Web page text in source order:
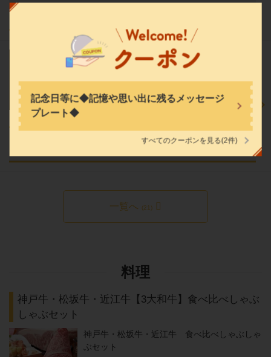
記念日等に◆記憶や思い出に残るメッセージ
プレート◆
すべてのクーポンを見る(2件)
17時半まで(ランチもOK)お食事開始で好きな
コースを１０％OFF★予約時コメントでコース
0円(税込)
このコースで使えるクーポン
17時半まで(ランチもOK)お食事開始で好きなコースを１０％OFF★予約時コメントで
一覧へ (21)
料理
神戸牛・松坂牛・近江牛【3大和牛】食べ比べしゃぶ
しゃぶセット
神戸牛・松坂牛・近江牛 食べ比べしゃぶしゃ
ぶセット
東京都中央区銀座５－９－５ チアーズ銀座８F
https://ginza-shabuki-ginzaekimae.owst.jp/
お店情報をコピー
閉じる